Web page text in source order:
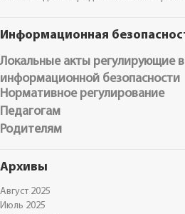
Информационная
Локальные акты регулирующие
информационной безопасности
Нормативное регулирование
Педагогам
Родителям
Архивы
Август 2025
Июль 2025